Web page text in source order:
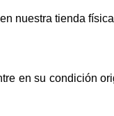
nuestra tienda
en su condición